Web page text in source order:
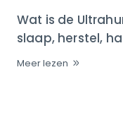
Wat is de
slaap, herstel,
Meer lezen